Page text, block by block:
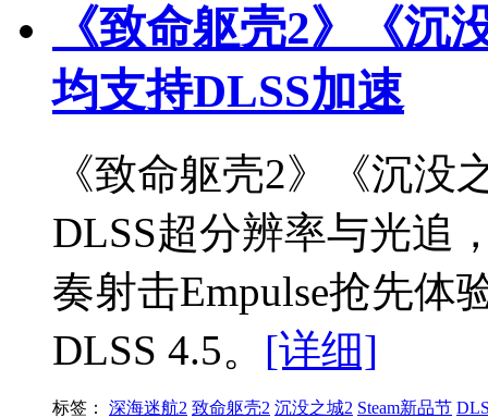
《致命躯壳2》《沉
均支持DLSS加速
《致命躯壳2》《沉没
DLSS超分辨率与光追
奏射击Empulse抢先体
DLSS 4.5。 [详细]
标签： 深海迷航2 致命躯壳2 沉没之城2 Steam新品节